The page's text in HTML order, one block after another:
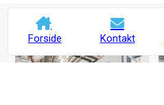
Forside Kontakt